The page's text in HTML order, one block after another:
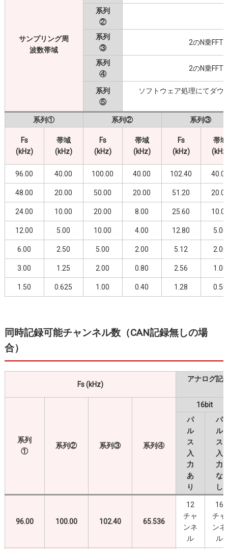
サンプリング周
波数帯域
系列
②
系列
③
2のN乗FFT
系列
④
2のN乗FFT
系列
⑤
ソフトウェア処理にてダウ
系列① 系列② 系列③
Fs
(kHz)
帯域
(kHz)
Fs
(kHz)
帯域
(kHz)
Fs
(kHz)
帯域
96.00 40.00 100.00 40.00 102.40
48.00 20.00 50.00 20.00 51.20
24.00 10.00 20.00 8.00 25.60
12.00 5.00 10.00 4.00 12.80 5.00
6.00 2.50 5.00 2.00 5.12 2.00
3.00 1.25 2.00 0.80 2.56 1.00
1.50 0.625 1.00 0.40 1.28 0.50
同時記録可能チャンネル数（CAN記録無しの場
合）
Fs (kHz)
アナログ記
系列
①
系列② 系列③ 系列④
16bit
パ
ル
ス
入
力
あ
り
パ
ル
ス
入
力
な
し
96.00 100.00 102.40 65.536
12
チャ
ンネ
ル
16
チャ
ンネ
ル